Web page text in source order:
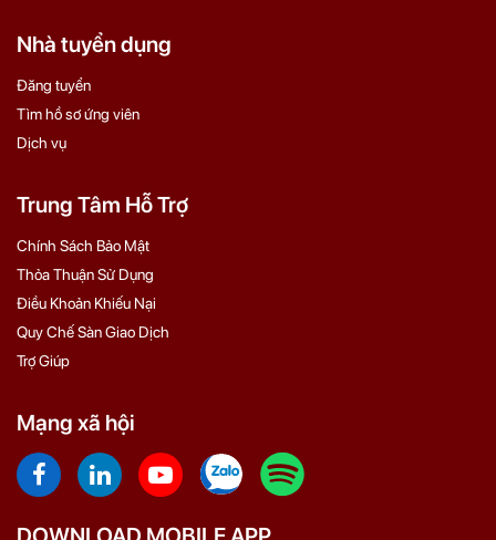
Nhà tuyển dụng
Đăng tuyển
Tìm hồ sơ ứng viên
Dịch vụ
Trung Tâm Hỗ Trợ
Chính Sách Bảo Mật
Thỏa Thuận Sử Dụng
Điều Khoản Khiếu Nại
Quy Chế Sàn Giao Dịch
Trợ Giúp
Mạng xã hội